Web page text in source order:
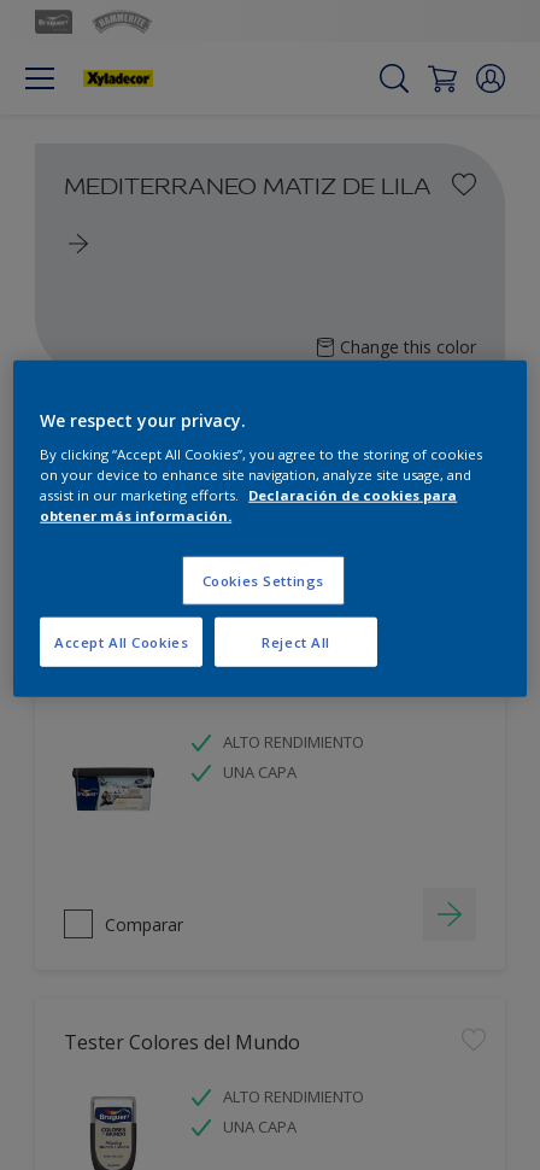
MEDITERRANEO MATIZ DE LILA
Change this color
Encuentra los productos para
tu proyecto
2producto Encontrado
Filter
ALTO RENDIMIENTO
UNA CAPA
Comparar
Tester Colores del Mundo
ALTO RENDIMIENTO
UNA CAPA
We respect your privacy.
By clicking “Accept All Cookies”, you agree to the storing of cookies
on your device to enhance site navigation, analyze site usage, and
assist in our marketing efforts.
Declaración de cookies para
obtener más información.
Cookies Settings
Reject All
Accept All Cookies